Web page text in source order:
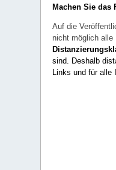
Machen Sie das
Auf die
nicht möglich alle
sind. Deshalb
Links und für alle